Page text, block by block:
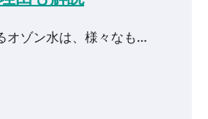
オゾン水は、様々なも…